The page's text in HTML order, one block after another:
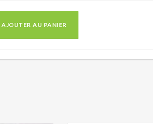
AJOUTER AU PANIER